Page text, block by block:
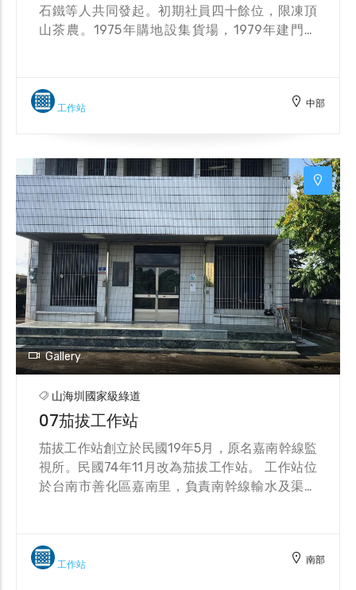
石鐵等人共同發起。初期社員四十餘位，限凍頂
山茶農。1975年購地設集貨場，1979年建門市
全鄉性茶業合作社。茶葉比賽除分為烏龍茶組和
新品種組（金萱茶），近幾年亦增加蜜香貴妃茶
工作站 中部
Gallery
山海圳國家級綠道
07茄拔工作站
茄拔工作站創立於民國19年5月，原名嘉南幹線監
視所。民國74年11月改為茄拔工作站。 工作站位
於台南市善化區嘉南里，負責南幹線輸水及渠道
尺）的土地。
工作站 南部